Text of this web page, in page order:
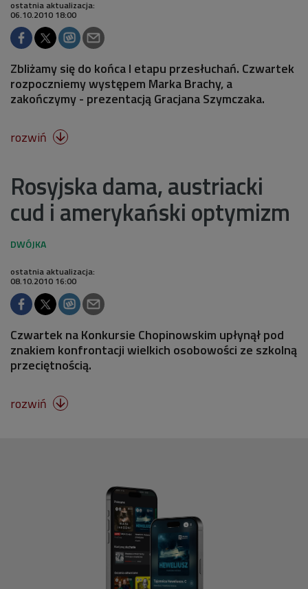
ostatnia aktualizacja:
06.10.2010 18:00
Zbliżamy się do końca I etapu przesłuchań. Czwartek
rozpoczniemy występem Marka Brachy, a
zakończymy - prezentacją Gracjana Szymczaka.
rozwiń 
Rosyjska dama, austriacki
cud i amerykański optymizm
ostatnia aktualizacja:
08.10.2010 16:00
Czwartek na Konkursie Chopinowskim upłynął pod
znakiem konfrontacji wielkich osobowości ze szkolną
przeciętnością.
rozwiń 